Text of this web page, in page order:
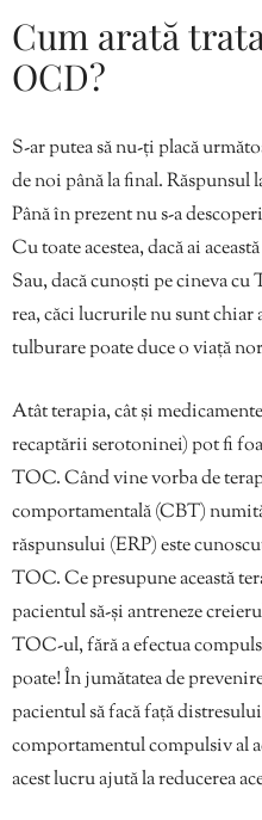
Cum arată
OCD?
S-ar putea să nu-ți placă
de noi până la final. Răspunsul
Până în prezent nu s-a
Cu toate acestea, dacă ai
Sau, dacă cunoști pe cineva
rea, căci lucrurile nu sunt chiar
tulburare poate duce o viață
Atât terapia, cât și
recaptării serotoninei) pot fi
TOC. Când vine vorba de
comportamentală (CBT)
răspunsului (ERP) este
TOC. Ce presupune această
pacientul să-și antreneze
TOC-ul, fără a efectua
poate! În jumătatea de
pacientul să facă față
comportamentul compulsiv al
acest lucru ajută la reducerea